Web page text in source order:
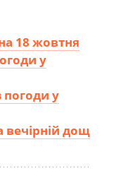
18 жовтня
у
погоди у
вечірній дощ